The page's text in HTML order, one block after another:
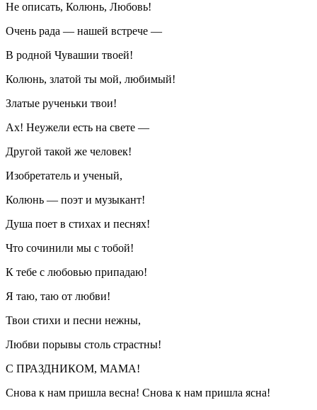
Не описать, Колюнь, Любовь!
Очень рада — нашей встрече —
В родной Чувашии твоей!
Колюнь, златой ты мой, любимый!
Златые рученьки твои!
Ах! Неужели есть на свете —
Другой такой же человек!
Изобретатель и ученый,
Колюнь — поэт и музыкант!
Душа поет в стихах и песнях!
Что сочинили мы с тобой!
К тебе с любовью припадаю!
Я таю, таю от любви!
Твои стихи и песни нежны,
Любви порывы столь страстны!
С ПРАЗДНИКОМ, МАМА!
Снова к нам пришла весна! Снова к нам пришла ясна!